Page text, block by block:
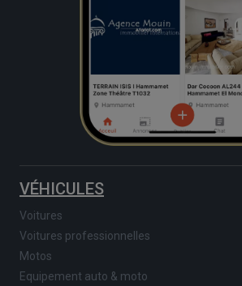
VÉHICULES
Voitures
Voitures professionnelles
Motos
Equipement auto & moto